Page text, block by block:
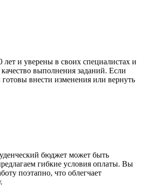
и уверены в своих специалистах и
выполнения заданий. Если
внести изменения или вернуть
бюджет может быть
гибкие условия оплаты. Вы
поэтапно, что облегчает